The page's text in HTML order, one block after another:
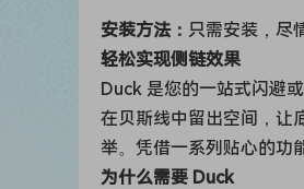
安装方法： 只需安装，尽
轻松实现侧链效果
Duck 是您的一站式闪避
在贝斯线中留出空间，让
举。凭借一系列贴心的功
为什么需要 Duck